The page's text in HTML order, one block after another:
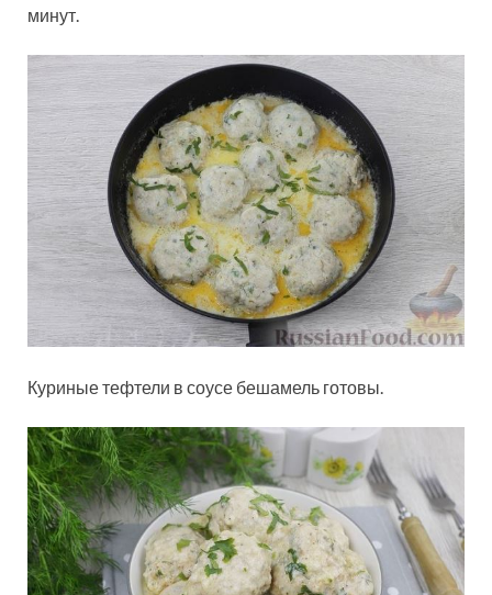
минут.
Куриные тефтели в соусе бешамель готовы.